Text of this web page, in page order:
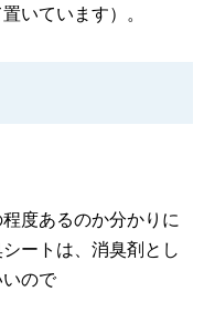
いています）。
度あるのか分かりに
ートは、消臭剤とし
ので